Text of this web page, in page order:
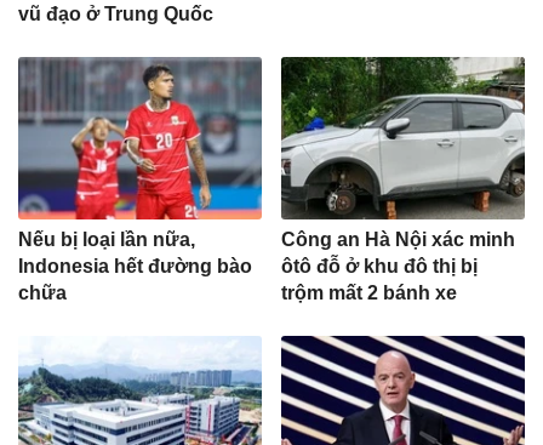
vũ đạo ở Trung Quốc
Nếu bị loại lần nữa,
Indonesia hết đường bào
chữa
Công an Hà Nội xác minh
ôtô đỗ ở khu đô thị bị
trộm mất 2 bánh xe